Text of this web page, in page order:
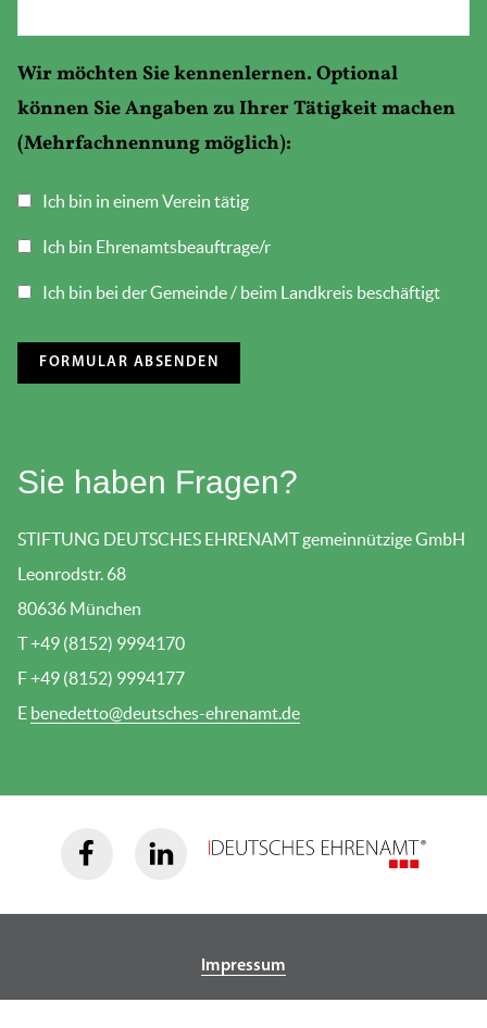
Wir möchten Sie kennenlernen. Optional
können Sie Angaben zu Ihrer Tätigkeit machen
(Mehrfachnennung möglich):
Ich bin in einem Verein tätig
Ich bin Ehrenamtsbeauftrage/r
Ich bin bei der Gemeinde / beim Landkreis beschäftigt
Sie haben Fragen?
STIFTUNG DEUTSCHES EHRENAMT gemeinnützige GmbH
Leonrodstr. 68
80636 München
T +49 (8152) 9994170
F +49 (8152) 9994177
E benedetto@deutsches-ehrenamt.de
Impressum